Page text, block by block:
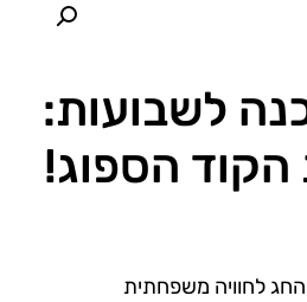
לשבועות:
הקוד הספוג!
לחוויה משפחתית